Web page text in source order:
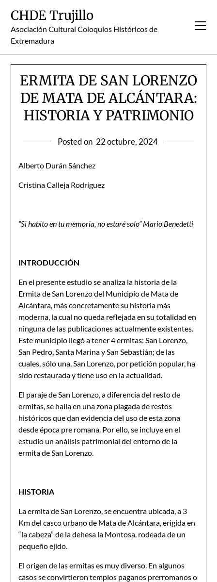
content
CHDE Trujillo
Asociación Cultural Coloquios Históricos de
Extremadura
ERMITA DE SAN LORENZO
DE MATA DE ALCÁNTARA:
HISTORIA Y PATRIMONIO
Posted on 22 octubre, 2024
Alberto Durán Sánchez
Cristina Calleja Rodríguez
“Si habito en tu memoria, no estaré solo” Mario Benedetti
INTRODUCCIÓN
En el presente estudio se analiza la historia de la
Ermita de San Lorenzo del Municipio de Mata de
Alcántara, más concretamente su historia más
moderna, la cual no queda reflejada en su totalidad en
ninguna de las publicaciones actualmente existentes.
Este municipio llegó a tener 4 ermitas: San Lorenzo,
San Pedro, Santa Marina y San Sebastián; de las
cuales, sólo una, San Lorenzo, por petición popular, ha
sido restaurada y tiene uso en la actualidad.
El paraje de San Lorenzo, a diferencia del resto de
ermitas, se halla en una zona plagada de restos
históricos que dan evidencia del uso de esta zona
desde época pre romana. Por ello, se incluye en el
estudio un análisis patrimonial del entorno de la
ermita de San Lorenzo.
HISTORIA
La ermita de San Lorenzo, se encuentra ubicada, a 3
Km del casco urbano de Mata de Alcántara, erigida en
“la cabeza” de la dehesa la Montosa, rodeada de un
pequeño ejido.
El origen de las ermitas es muy diverso. En algunos
casos se convirtieron templos paganos prerromanos o